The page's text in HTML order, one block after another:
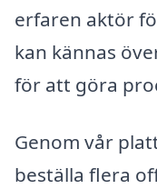
erfaren aktör
kan kännas
för att göra
Genom vår
beställa flera